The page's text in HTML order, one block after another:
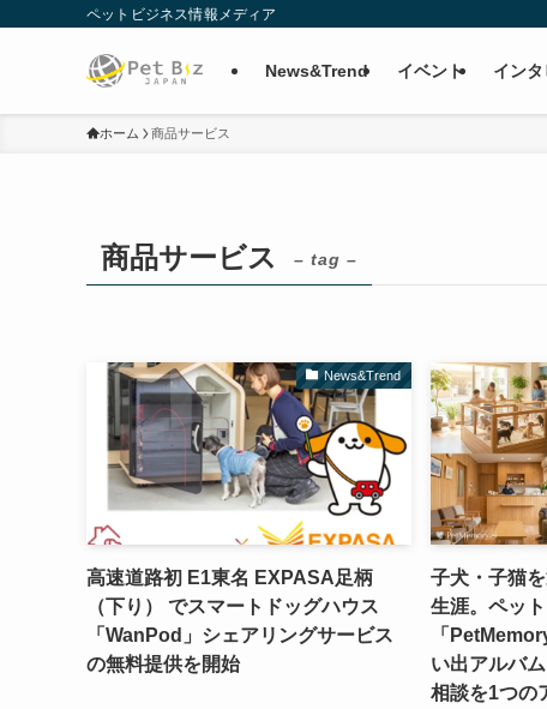
ペットビジネス情報メディア
News&Trend イベント イン
ホーム 商品サービス
商品サービス – tag –
News&Trend
高速道路初 E1東名 EXPASA足柄
（下り） でスマートドッグハウス
「WanPod」シェアリングサービス
の無料提供を開始
子犬・子猫
生涯。ペッ
「
い出アルバ
相談を1つの